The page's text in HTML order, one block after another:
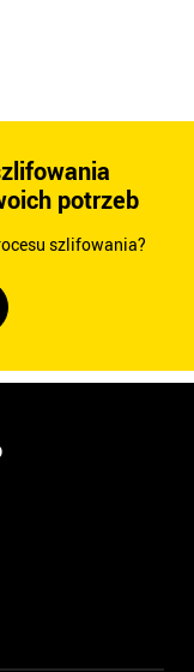
potrzeb
szlifowania?